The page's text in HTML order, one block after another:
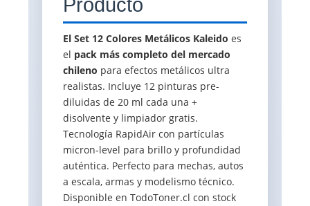
Producto
El Set 12 Colores Metálicos Kaleido es
el pack más completo del mercado
chileno para efectos metálicos ultra
realistas. Incluye 12 pinturas pre-
diluidas de 20 ml cada una +
disolvente y limpiador gratis.
Tecnología RapidAir con partículas
micron-level para brillo y profundidad
auténtica. Perfecto para mechas, autos
a escala, armas y modelismo técnico.
Disponible en TodoToner.cl con stock